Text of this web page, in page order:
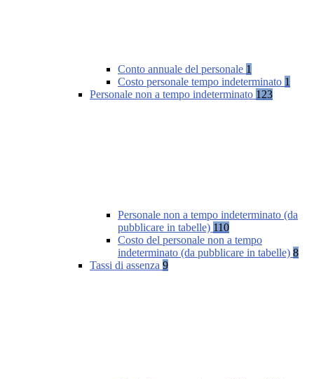
Conto annuale del personale 1
Costo personale tempo indeterminato 1
Personale non a tempo indeterminato 123
Personale non a tempo indeterminato (da
pubblicare in tabelle) 110
Costo del personale non a tempo
indeterminato (da pubblicare in tabelle) 8
Tassi di assenza 9